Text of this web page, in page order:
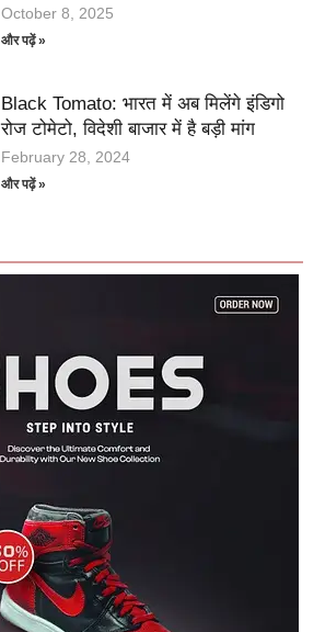
October 8, 2025
और पढ़ें »
Black Tomato: भारत में अब मिलेंगे इंडिगो
रोज टोमेटो, विदेशी बाजार में है बड़ी मांग
February 28, 2024
और पढ़ें »